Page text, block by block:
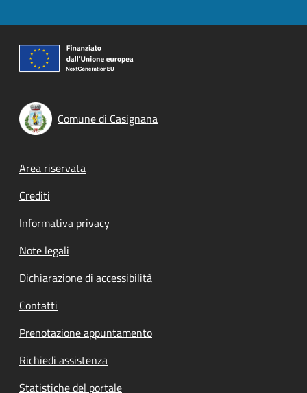
Comune di Casignana
Footer menu
Area riservata
Crediti
Informativa privacy
Note legali
Dichiarazione di accessibilità
Contatti
Prenotazione appuntamento
Richiedi assistenza
Statistiche del portale